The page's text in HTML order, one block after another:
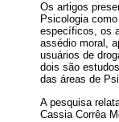
Os artigos
Psicologia
específicos, os
assédio moral,
usuários de
dois são
das áreas de
A pesquisa
Cassia Corrêa